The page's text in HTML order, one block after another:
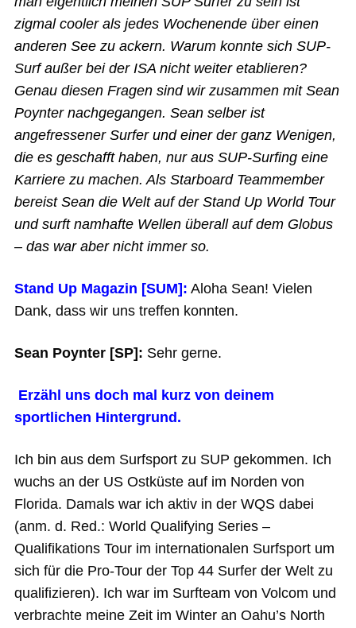
zigmal cooler als jedes Wochenende über einen
anderen See zu ackern. Warum konnte sich SUP-
Surf außer bei der ISA nicht weiter etablieren?
Genau diesen Fragen sind wir zusammen mit Sean
Poynter nachgegangen. Sean selber ist
angefressener Surfer und einer der ganz Wenigen,
die es geschafft haben, nur aus SUP-Surfing eine
Karriere zu machen. Als Starboard Teammember
bereist Sean die Welt auf der Stand Up World Tour
und surft namhafte Wellen überall auf dem Globus
– das war aber nicht immer so.
Stand Up Magazin [SUM]: Aloha Sean! Vielen
Dank, dass wir uns treffen konnten.
Sean Poynter [SP]: Sehr gerne.
Erzähl uns doch mal kurz von deinem
sportlichen Hintergrund.
Ich bin aus dem Surfsport zu SUP gekommen. Ich
wuchs an der US Ostküste auf im Norden von
Florida. Damals war ich aktiv in der WQS dabei
(anm. d. Red.: World Qualifying Series –
Qualifikations Tour im internationalen Surfsport um
sich für die Pro-Tour der Top 44 Surfer der Welt zu
qualifizieren). Ich war im Surfteam von Volcom und
verbrachte meine Zeit im Winter an Oahu’s North